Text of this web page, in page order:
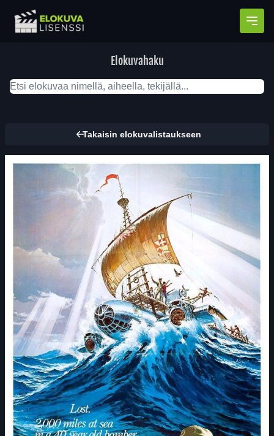
Elokuvahaku
Takaisin elokuvalistaukseen